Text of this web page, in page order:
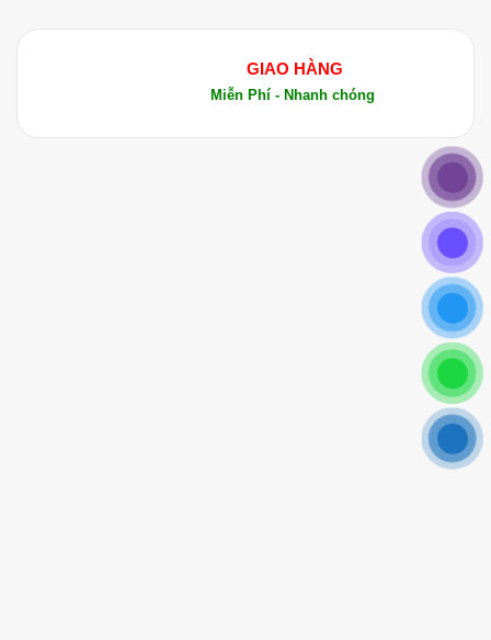
GIAO HÀNG
Miễn Phí - Nhanh chóng